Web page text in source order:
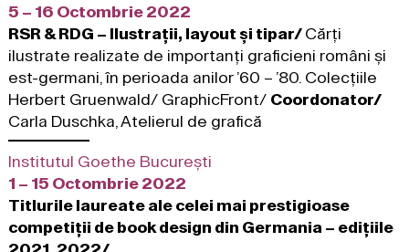
5 – 16 Octombrie 2022
RSR & RDG – Ilustrații, layout și tipar/Cărți
ilustrate realizate de importanți graficieni români și
est-germani, în perioada anilor ’60 – ’80. Colecțiile
Herbert Gruenwald/ GraphicFront/ Coordonator/
Carla Duschka, Atelierul de grafică
Institutul Goethe București
1 – 15 Octombrie 2022
Titlurile laureate ale celei mai prestigioase
competiții de book design din Germania – edițiile